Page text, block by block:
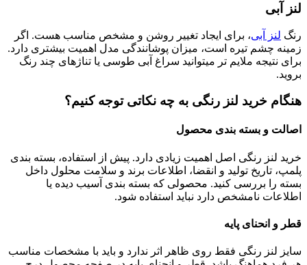
لنز آبی
رنگ لنز آبی، برای ایجاد تغییر روشن و مشخص مناسب هست. اگر
زمینه چشم تیره است، میزان پوشانندگی مدل اهمیت بیشتری دارد.
برای نتیجه ملایم تر میتوانید سراغ آبی طوسی یا تناژهای چند رنگ
بروید.
هنگام خرید لنز رنگی به چه نکاتی توجه کنیم؟
اصالت و بسته بندی محصول
خرید لنز رنگی اصل اهمیت زیادی دارد. پیش از استفاده، بسته بندی
پلمپ، تاریخ تولید و انقضا، اطلاعات برند و سلامت محلول داخل
بسته را بررسی کنید. محصولی که بسته بندی آسیب دیده یا
اطلاعات نامشخص دارد نباید استفاده شود.
قطر و انحنای پایه
سایز لنز رنگی فقط روی ظاهر اثر ندارد و باید با مشخصات مناسب